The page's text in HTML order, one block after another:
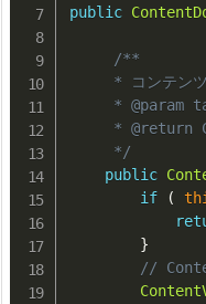
public
/**
* コンテン
* @param
* @return
     */
public
if
(
}
//